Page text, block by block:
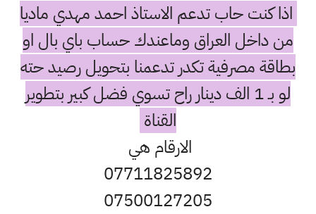
اذا كنت حاب تدعم الاستاذ احمد مهدي ماديا
من داخل العراق وماعندك حساب باي بال او
بطاقة مصرفية تكدر تدعمنا بتحويل رصيد حته
لو بـ 1 الف دينار راح تسوي فضل كبير بتطوير
القناة
الارقام هي
07711825892
07500127205